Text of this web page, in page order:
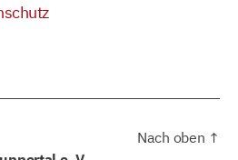
Nach oben ↑